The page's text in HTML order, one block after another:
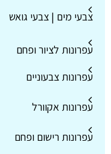
צבעי מים | צבעי גואש
עפרונות לציור ופחם
עפרונות צבעוניים
עפרונות אקוורל
עפרונות רישום ופחם